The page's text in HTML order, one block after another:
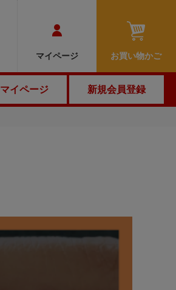
MENU
お買い物かご
マイページ
マイページ 新規会員登録